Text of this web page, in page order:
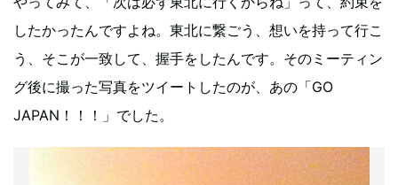
したかったんですよね。東北に繋ごう、想いを持って行こ
う、そこが一致して、握手をしたんです。そのミーティン
グ後に撮った写真をツイートしたのが、あの「GO
JAPAN！！！」でした。